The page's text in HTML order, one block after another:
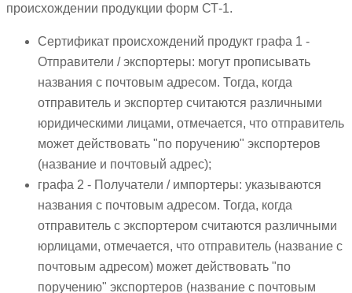
происхождении продукции форм СТ-1.
Сертификат происхождений продукт графа 1 -
Отправители / экспортеры: могут прописывать
названия с почтовым адресом. Тогда, когда
отправитель и экспортер считаются различными
юридическими лицами, отмечается, что отправитель
может действовать "по поручению" экспортеров
(название и почтовый адрес);
графа 2 - Получатели / импортеры: указываются
названия с почтовым адресом. Тогда, когда
отправитель с экспортером считаются различными
юрлицами, отмечается, что отправитель (название с
почтовым адресом) может действовать "по
поручению" экспортеров (название с почтовым